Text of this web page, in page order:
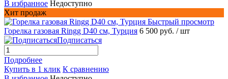
В избранное Недоступно
Хит продаж
Быстрый просмотр
Горелка газовая Ringg D40 см, Турция 6 500 руб. / шт
Подписаться
Подробнее
Купить в 1 клик К сравнению